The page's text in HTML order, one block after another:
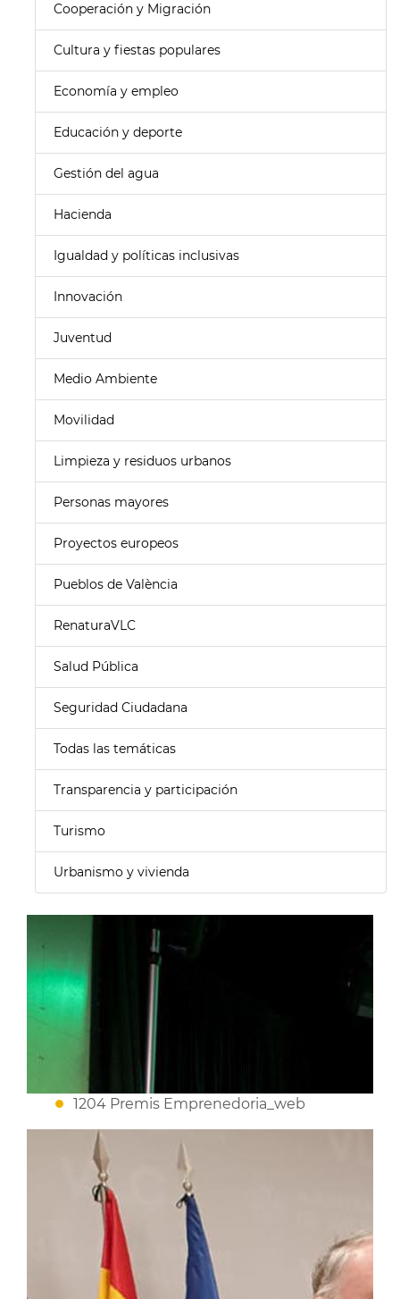
Cooperación y Migración
Cultura y fiestas populares
Economía y empleo
Educación y deporte
Gestión del agua
Hacienda
Igualdad y políticas inclusivas
Innovación
Juventud
Medio Ambiente
Movilidad
Limpieza y residuos urbanos
Personas mayores
Proyectos europeos
Pueblos de València
RenaturaVLC
Salud Pública
Seguridad Ciudadana
Todas las temáticas
Transparencia y participación
Turismo
Urbanismo y vivienda
1204 Premis Emprenedoria_web